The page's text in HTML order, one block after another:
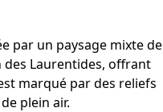
par un paysage mixte de
des Laurentides, offrant
marqué par des reliefs
plein air.